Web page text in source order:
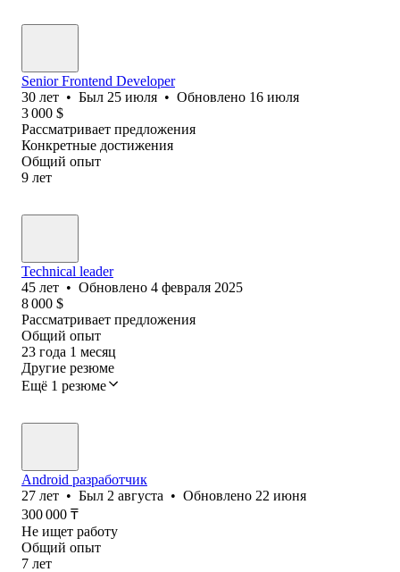
Senior Frontend Developer
30 лет • Был 25 июля • Обновлено 16 июля
3 000 $
Рассматривает предложения
Конкретные достижения
Общий опыт
9 лет
Technical leader
45 лет • Обновлено 4 февраля 2025
8 000 $
Рассматривает предложения
Общий опыт
23 года 1 месяц
Другие резюме
Ещё 1 резюме
Android разработчик
27 лет • Был 2 августа • Обновлено 22 июня
300 000 ₸
Не ищет работу
Общий опыт
7 лет